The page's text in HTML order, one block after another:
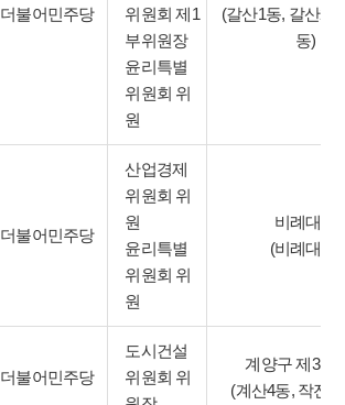
더불어민주당
위원회 제1
부위원장
윤리특별
위원회 위
원
(갈산1동, 갈산2
동)
더불어민주당
산업경제
위원회 위
원
윤리특별
위원회 위
원
비례대표
(비례대표)
더불어민주당
도시건설
위원회 위
계양구 제3선
(계산4동, 작전